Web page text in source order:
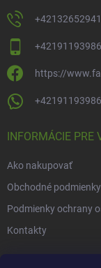
https://
INFORMÁCIE PRE
Ako nakupovať
Obchodné podmienky
Podmienky ochrany
Kontakty